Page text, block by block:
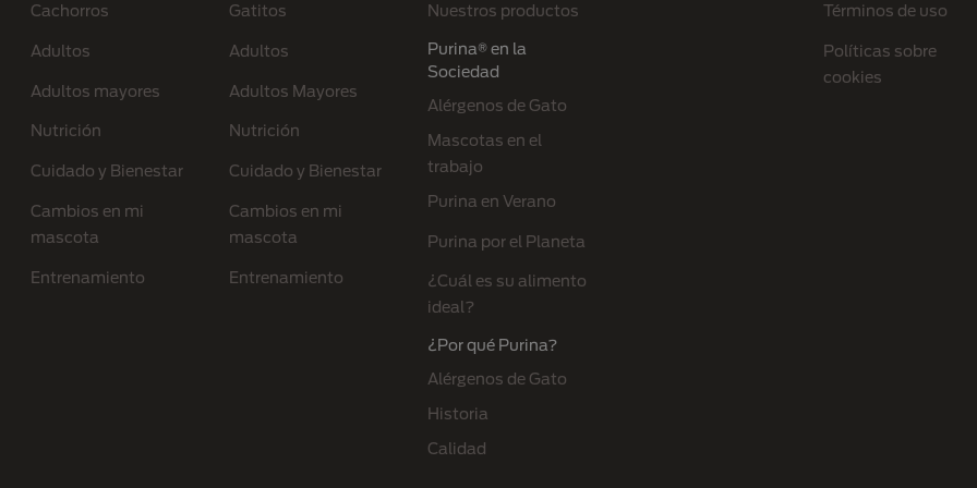
Cachorros
Adultos
Adultos mayores
Nutrición
Cuidado y Bienestar
Cambios en mi
mascota
Entrenamiento
Gatitos
Adultos
Adultos Mayores
Nutrición
Cuidado y Bienestar
Cambios en mi
mascota
Entrenamiento
Nuestros productos
Purina® en la
Sociedad
Alérgenos de Gato
Mascotas en el
trabajo
Purina en Verano
Purina por el Planeta
¿Cuál es su alimento
ideal?
¿Por qué Purina?
Alérgenos de Gato
Historia
Calidad
Términos de uso
Políticas sobre
cookies